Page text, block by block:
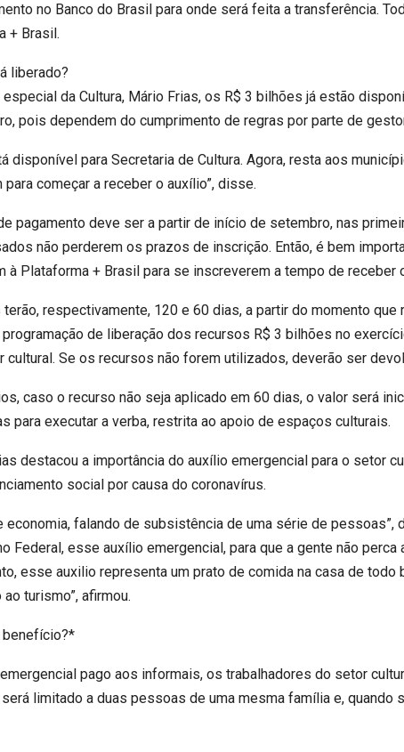
no Banco do Brasil para onde será feita a transferência.
+ Brasil.
liberado?
da Cultura, Mário Frias, os R$ 3 bilhões já estão
pois dependem do cumprimento de regras por parte de
disponível para Secretaria de Cultura. Agora, resta aos
começar a receber o auxílio”, disse.
pagamento deve ser a partir de início de setembro, nas
não perderem os prazos de inscrição. Então, é bem
à Plataforma + Brasil para se inscreverem a tempo de receber
respectivamente, 120 e 60 dias, a partir do momento que
de liberação dos recursos R$ 3 bilhões no
Se os recursos não forem utilizados, deverão ser
caso o recurso não seja aplicado em 60 dias, o valor será
para executar a verba, restrita ao apoio de espaços culturais.
destacou a importância do auxílio emergencial para o setor
social por causa do coronavírus.
economia, falando de subsistência de uma série de pessoas”,
Federal, esse auxílio emergencial, para que a gente não
esse auxilio representa um prato de comida na casa de
turismo”, afirmou.
benefício?*
pago aos informais, os trabalhadores do setor
limitado a duas pessoas de uma mesma família e, quando